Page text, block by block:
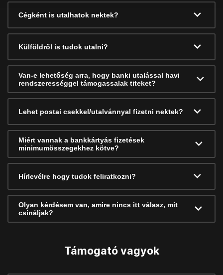
Cégként is utalhatok nektek?
Külföldről is tudok utalni?
Van-e lehetőség arra, hogy banki utalással havi
rendszerességgel támogassalak titeket?
Lehet postai csekkel/utalvánnyal fizetni nektek?
Miért vannak a bankkártyás fizetések
minimumösszegekhez kötve?
Hírlevélre hogy tudok feliratkozni?
Olyan kérdésem van, amire nincs itt válasz, mit
csináljak?
Támogató vagyok